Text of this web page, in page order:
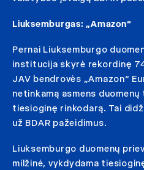
Liuksemburgas: „Amazon“
Pernai Liuksemburgo
institucija skyrė rekordinę
JAV bendrovės „Amazon“
netinkamą asmens
tiesioginę rinkodarą. Tai
už BDAR pažeidimus.
Liuksemburgo duomenų
milžinė, vykdydama